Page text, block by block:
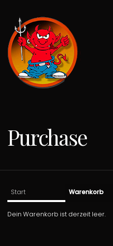
Purchase
Start Warenkorb
Dein Warenkorb ist derzeit leer.